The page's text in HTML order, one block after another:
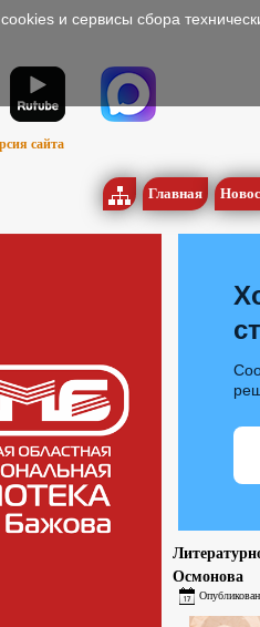
сайта
Главная
Осмонова
и сервисы сбора